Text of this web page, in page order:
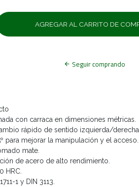
Seguir comprando
con carraca en dimensiones métricas.
rápido de sentido izquierda/derecha.
para mejorar la manipulación y el acceso.
mate.
de acero de alto rendimiento.
HRC.
1 y DIN 3113.